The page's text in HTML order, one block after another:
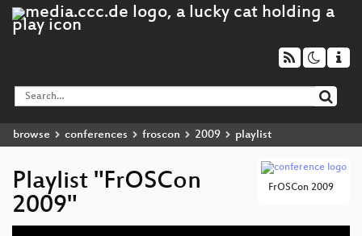
browse conferences froscon 2009 playlist
FrOSCon 2009
Playlist "FrOSCon
2009"